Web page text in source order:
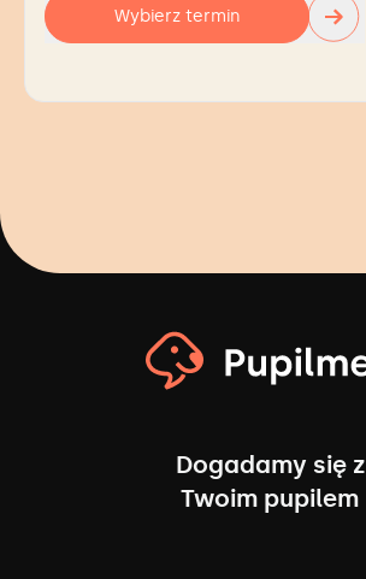
Wybierz termin →
Dogadamy się z
Twoim pupilem